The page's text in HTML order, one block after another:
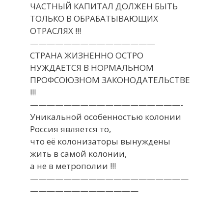
ЧАСТНЫЙ КАПИТАЛ ДОЛЖЕН БЫТЬ
ТОЛЬКО В ОБРАБАТЫВАЮЩИХ
ОТРАСЛЯХ !!!
———————————————
СТРАНА ЖИЗНЕННО ОСТРО
НУЖДАЕТСЯ В НОРМАЛЬНОМ
ПРОФСОЮЗНОМ ЗАКОНОДАТЕЛЬСТВЕ
!!!
——————————————————-
Уникальной особенностью колонии
Россия является то,
что её колонизаторы вынуждены
жить в самой колонии,
а не в метрополии !!!
———————————————————
—————————————